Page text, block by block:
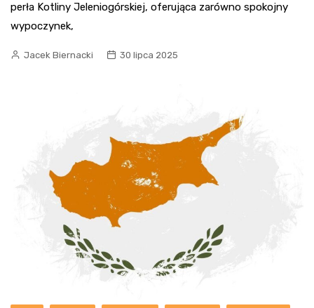
perła Kotliny Jeleniogórskiej, oferująca zarówno spokojny
wypoczynek,
Jacek Biernacki 30 lipca 2025